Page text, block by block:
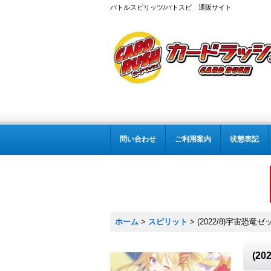
バトルスピリッツ/バトスピ 通販サイト
問い合わせ ご利用案内 状態表記
ホーム > スピリット > (2022/8)宇宙恐竜ゼ